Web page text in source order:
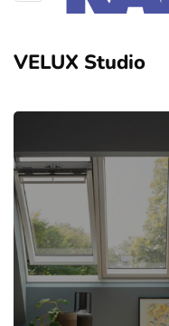
VELUX Studio